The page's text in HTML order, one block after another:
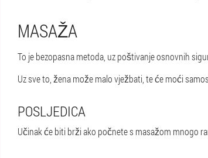
MASAŽA
To je bezopasna metoda, uz poštivanje osnovnih
Uz sve to, žena može malo vježbati, te će moći
POSLJEDICA
Učinak će biti brži ako počnete s masažom mnogo